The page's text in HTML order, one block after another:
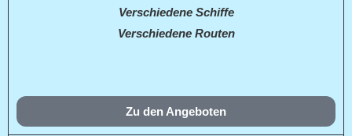
Verschiedene Schiffe
Verschiedene Routen
Zu den Angeboten